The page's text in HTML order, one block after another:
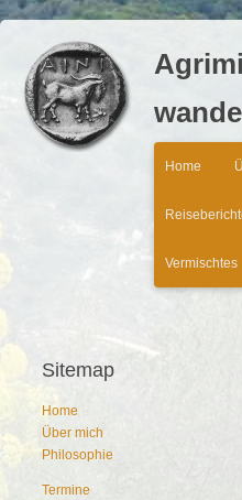
Navigation
überspringen
Home
Vermischtes
Sitemap
Home
Über mich
Philosophie
Termine